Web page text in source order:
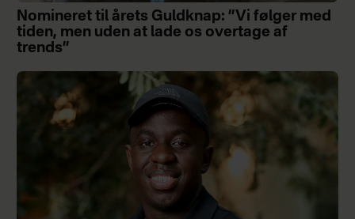
Nomineret til årets Guldknap: ”Vi følger med
tiden, men uden at lade os overtage af
trends”